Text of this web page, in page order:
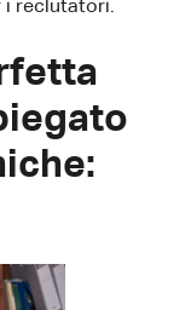
i reclutatori.